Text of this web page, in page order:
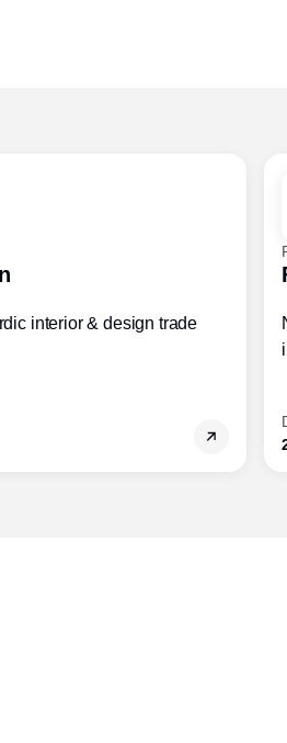
interior & design trade